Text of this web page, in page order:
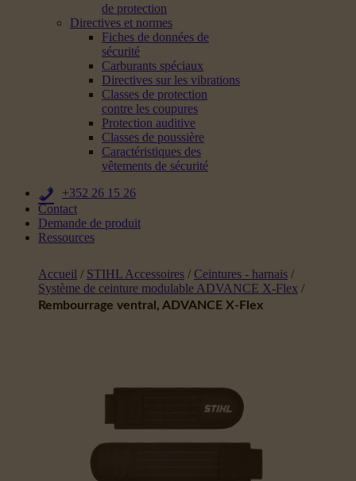
de protection
Directives et normes
Fiches de données de
sécurité
Carburants spéciaux
Directives sur les vibrations
Classes de protection
contre les coupures
Protection auditive
Classes de poussière
Caractéristiques des
vêtements de sécurité
+352 26 15 26
Contact
Demande de produit
Ressources
Accueil / STIHL Accessoires / Ceintures - harnais /
Système de ceinture modulable ADVANCE X-Flex /
Rembourrage ventral, ADVANCE X-Flex